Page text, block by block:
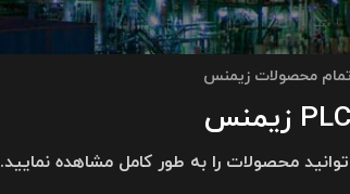
تمام محصولات زیمنس
PLC زیمنس
محصولات را به طور کامل مشاهده نمایید.